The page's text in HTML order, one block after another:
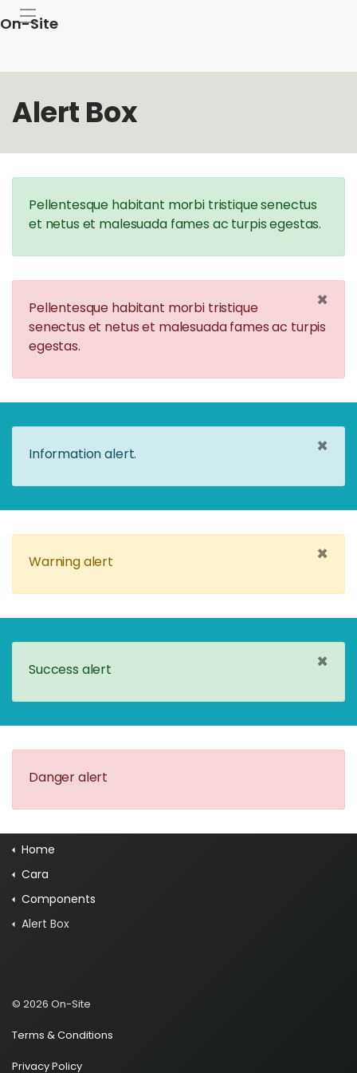
On-Site
Alert Box
Pellentesque habitant morbi tristique senectus
et netus et malesuada fames ac turpis egestas.
×
Pellentesque habitant morbi tristique
senectus et netus et malesuada fames ac turpis
egestas.
×
Information alert.
×
Warning alert
×
Success alert
Danger alert
Home
Cara
Components
Alert Box
© 2026 On-Site
Terms & Conditions
Privacy Policy